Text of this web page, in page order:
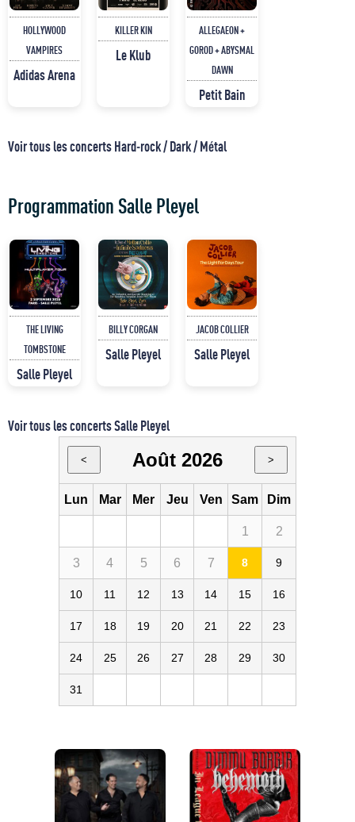
HOLLYWOOD
VAMPIRES
Adidas Arena
KILLER KIN
Le Klub
ALLEGAEON +
GOROD + ABYSMAL
DAWN
Petit Bain
Voir tous les concerts Hard-rock / Dark / Métal
Programmation Salle Pleyel
THE LIVING
TOMBSTONE
Salle Pleyel
BILLY CORGAN
Salle Pleyel
JACOB COLLIER
Salle Pleyel
Voir tous les concerts Salle Pleyel
< Août 2026 >
Lun Mar Mer Jeu Ven Sam Dim
1 2
3 4 5 6 7 8 9
10 11 12 13 14 15 16
17 18 19 20 21 22 23
24 25 26 27 28 29 30
31